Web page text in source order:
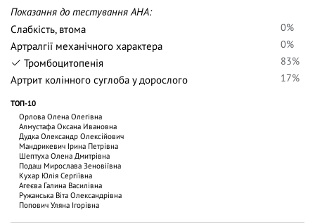
Показання до тестування АНА:
Слабкість, втома
0%
Артралгії механічного характера
0%
Тромбоцитопенія
83%
Артрит колінного суглоба у дорослого
17%
ТОП-10
Орлова Олена Олегівна
Алмустафа Оксана Ивановна
Дудка Олександр Олексійович
Мандрикевич Ірина Петрівна
Шептуха Олена Дмитрівна
Подаш Мирослава Зеновіївна
Кухар Юлія Сергіївна
Агеєва Галина Василівна
Ружанська Віта Олександрівна
Попович Уляна Ігорівна